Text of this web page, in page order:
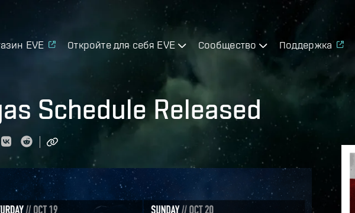
EVE Откройте для себя EVE Сообщество Поддержка
Schedule Released